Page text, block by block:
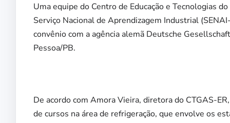
Uma equipe do Centro de Educação e Tecnologias
Serviço Nacional de Aprendizagem Industrial
convênio com a agência alemã Deutsche
Pessoa/PB.
De acordo com Amora Vieira, diretora do CTGAS-
de cursos na área de refrigeração, que envolve os